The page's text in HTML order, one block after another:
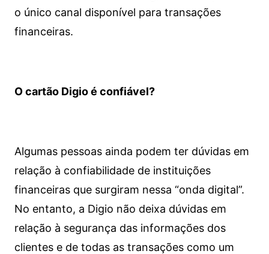
o único canal disponível para transações
financeiras.
O cartão Digio é confiável?
Algumas pessoas ainda podem ter dúvidas em
relação à confiabilidade de instituições
financeiras que surgiram nessa “onda digital”.
No entanto, a Digio não deixa dúvidas em
relação à segurança das informações dos
clientes e de todas as transações como um